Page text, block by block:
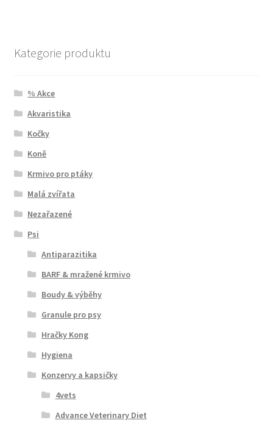
Kategorie produktu
% Akce
Akvaristika
Kočky
Koně
Krmivo pro ptáky
Malá zvířata
Nezařazené
Psi
Antiparazitika
BARF & mražené krmivo
Boudy & výběhy
Granule pro psy
Hračky Kong
Hygiena
Konzervy a kapsičky
4vets
Advance Veterinary Diet